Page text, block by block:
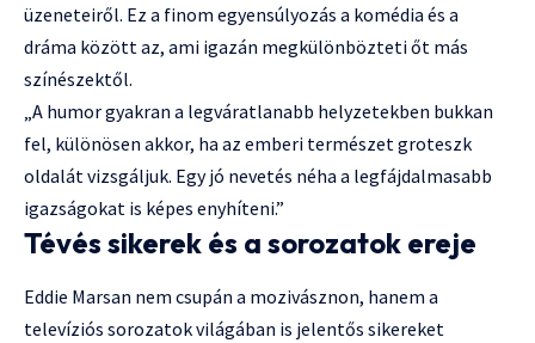
üzeneteiről. Ez a finom egyensúlyozás a komédia és a
dráma között az, ami igazán megkülönbözteti őt más
színészektől.
„A humor gyakran a legváratlanabb helyzetekben bukkan
fel, különösen akkor, ha az emberi természet groteszk
oldalát vizsgáljuk. Egy jó nevetés néha a legfájdalmasabb
igazságokat is képes enyhíteni.”
Tévés sikerek és a sorozatok ereje
Eddie Marsan nem csupán a mozivásznon, hanem a
televíziós sorozatok világában is jelentős sikereket